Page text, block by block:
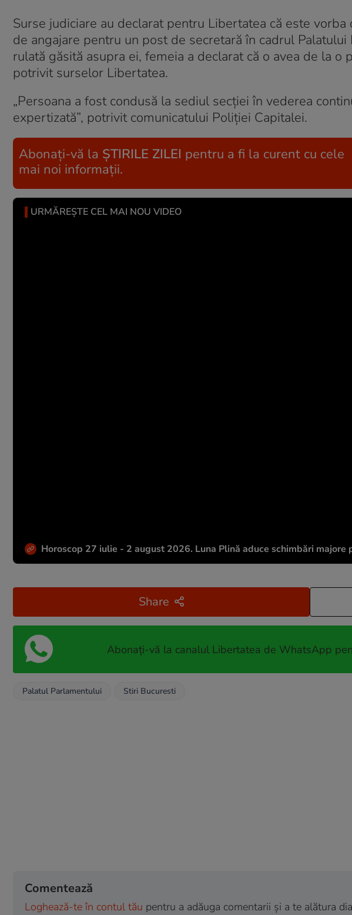
Surse judiciare au declarat pentru Libertatea că este
de angajare pentru un post de secretară în cadrul
rulată găsită asupra ei, femeia a declarat că o avea de la o
potrivit surselor Libertatea.
„Persoana a fost condusă la sediul secției în vederea
expertizată”, potrivit comunicatului Poliției Capitalei.
Abonați-vă la ȘTIRILE ZILEI pentru a fi la curent cu cele
mai noi informații.
URMĂREȘTE CEL MAI NOU VIDEO
Horoscop 27 iulie - 2 august 2026. Luna Plină aduce schimbări majore
Share
Abonați-vă la canalul Libertatea de WhatsApp
Palatul Parlamentului Stiri Bucuresti
Comentează
Loghează-te în contul tău pentru a adăuga comentarii și a te alătura